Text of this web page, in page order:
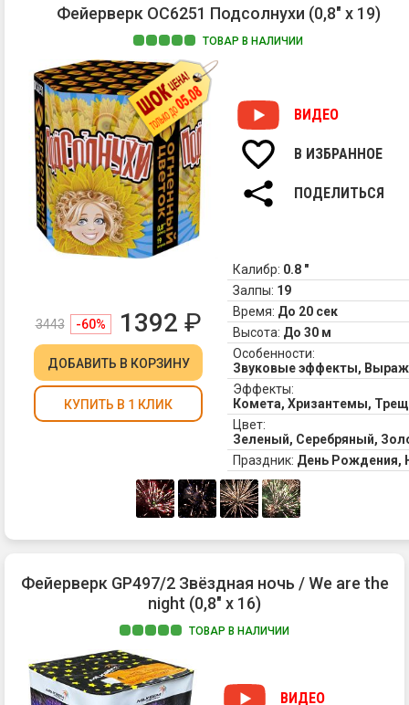
Фейерверк ОС6251 Подсолнухи (0,8" х 19)
ТОВАР В НАЛИЧИИ
ВИДЕО
В ИЗБРАННОЕ
ПОДЕЛИТЬСЯ
3443 -60% 1392 ₽
ДОБАВИТЬ В КОРЗИНУ
КУПИТЬ В 1 КЛИК
Калибр: 0.8 "
Залпы: 19
Время: До 20 сек
Высота: До 30 м
Особенности:
Звуковые эффекты,
Эффекты:
Комета, Хризантемы,
Цвет:
Зеленый, Серебряный,
Праздник: День Рождения,
Фейерверк GP497/2 Звёздная ночь / We are the
night (0,8" х 16)
ТОВАР В НАЛИЧИИ
ВИДЕО